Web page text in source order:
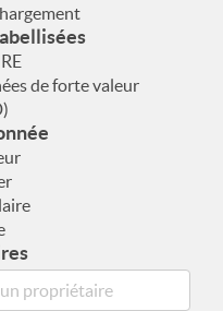
de forte valeur